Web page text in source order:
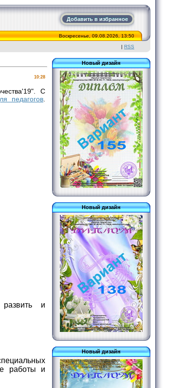
Добавить в избранное
Воскресенье, 09.08.2026, 13:50
| RSS
10:28
С
педагогов
развить и
работы и
Новый дизайн
Новый дизайн
Новый дизайн